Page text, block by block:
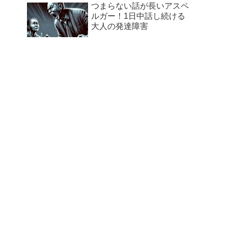
つまらない話が長いアスペ
ルガー！1日中話し続ける
大人の発達障害